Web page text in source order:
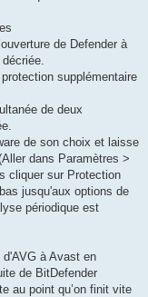
de Defender à
supplémentaire
de deux
de son choix et laisse
dans Paramètres >
cliquer sur Protection
jusqu'aux options de
périodique est
à Avast en
de BitDefender
au point qu’on finit vite